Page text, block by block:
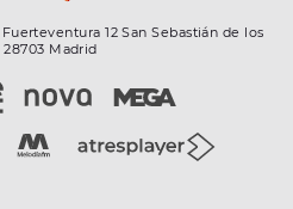
12 San Sebastián de los
28703 Madrid